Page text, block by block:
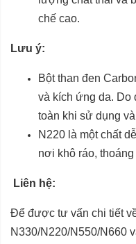
chế cao.
Lưu ý:
Bột than đen
và kích ứng da. Do
toàn khi sử dụng
N220 là một chất
nơi khô ráo,
Liên hệ:
Để được tư vấn chi tiết
N330/N220/N550/N660